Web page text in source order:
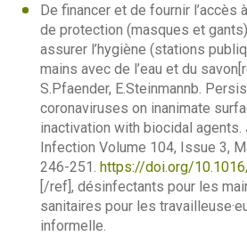
De financer et de fournir l’accès
de protection (masques et
assurer l’hygiène (stations
mains avec de l’eau et du
S.Pfaender, E.Steinmannb.
coronaviruses on inanimate
inactivation with biocidal
Infection Volume 104, Issue 3,
246-251. https://doi.org/
[/ref], désinfectants pour les
sanitaires pour les
informelle.